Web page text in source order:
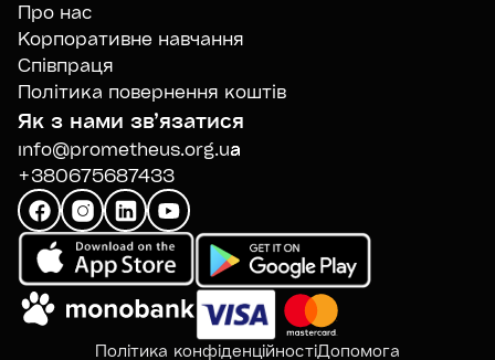
Про нас
Корпоративне навчання
Співпраця
Політика повернення коштів
Як з нами звʼязатися
info@prometheus.org.ua
+380675687433
Політика конфіденційностіДопомога